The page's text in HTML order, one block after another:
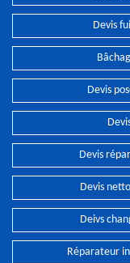
Devis
Devis
Devis
Devis
Deivs
Réparateur